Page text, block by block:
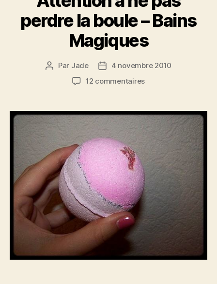
perdre la boule – Bains
Magiques
Auteur
Par Jade
Date4 novembre 2010
12 commentairessur
ne
perdre
boule
Bains
Magiques